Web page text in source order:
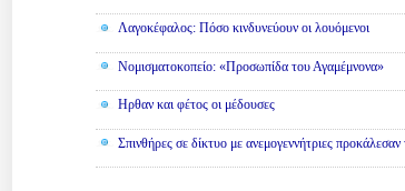
Λαγοκέφαλος: Πόσο κινδυνεύουν οι λουόμενοι
Νομισματοκοπείο: «Προσωπίδα του Αγαμέμνονα»
Ηρθαν και φέτος οι μέδουσες
Σπινθήρες σε δίκτυο με ανεμογεννήτριες προκάλεσαν